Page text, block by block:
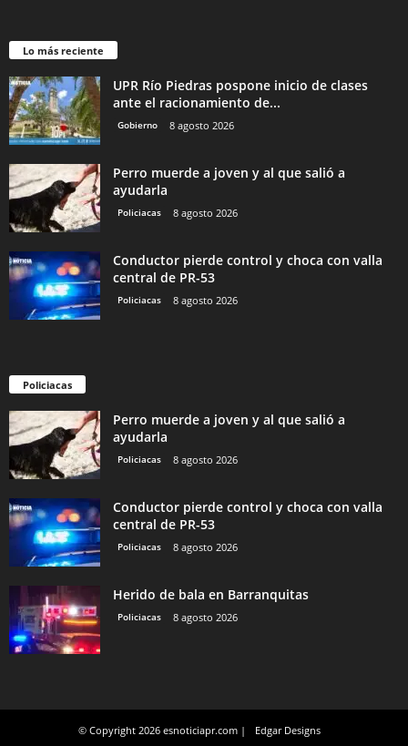
Lo más reciente
UPR Río Piedras pospone inicio de clases
ante el racionamiento de...
Gobierno 8 agosto 2026
Perro muerde a joven y al que salió a
ayudarla
Policiacas 8 agosto 2026
Conductor pierde control y choca con valla
central de PR-53
Policiacas 8 agosto 2026
Policiacas
Perro muerde a joven y al que salió a
ayudarla
Policiacas 8 agosto 2026
Conductor pierde control y choca con valla
central de PR-53
Policiacas 8 agosto 2026
Herido de bala en Barranquitas
Policiacas 8 agosto 2026
© Copyright 2026 esnoticiapr.com | Edgar Designs